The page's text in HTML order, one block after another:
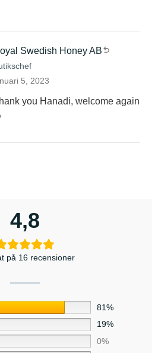
Swedish Honey AB
5, 2023
you Hanadi, welcome again
4,8
på 16 recensioner
81%
19%
0%